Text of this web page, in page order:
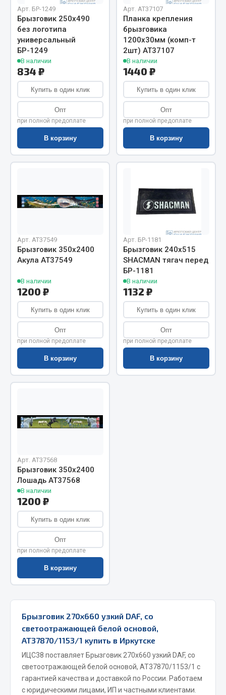
Цепи подъёмные
Весь раздел
РТИ
Кольца уплотнительные
Лента конвейерная
Манжеты
Прокладки
Рукава высокого давления
Весь раздел
Автомобильная электрика
Автолампы
Блоки реле и предохранителей
Вилки нагрузочные
Выключатели и переключатели клавишные
Выключатели кнопочные
Запчасти на полуприцепы
Амортизаторы для полуприцепов
Весь раздел
Запчасти КамАЗ
Двигатель
Сцепление
Коробка передач
Коробка передач ZF
Показать ещё
Весь раздел
Арт. БР-1249
Брызговик 250х490
без логотипа
универсальный
БР-1249
В наличии
834 ₽
Купить в один клик
Опт
при полной предоплате
В корзину
Арт. AT37107
Планка крепления
брызговика
1200х30мм (комп-т
2шт) АТ37107
В наличии
1440 ₽
Купить в один клик
Опт
при полной предоплате
В корзину
Арт. AT37549
Брызговик 350х2400
Акула АТ37549
В наличии
1200 ₽
Купить в один клик
Опт
при полной предоплате
В корзину
Арт. БР-1181
Брызговик 240х515
SHACMAN тягач перед
БР-1181
В наличии
1132 ₽
Купить в один клик
Опт
при полной предоплате
В корзину
Арт. AT37568
Брызговик 350х2400
Лошадь АТ37568
В наличии
1200 ₽
Купить в один клик
Опт
при полной предоплате
В корзину
Брызговик 270х660 узкий DAF, со
светоотражающей белой основой,
АТ37870/1153/1 купить в Иркутске
ИЦС38 поставляет Брызговик 270х660 узкий DAF, со
светоотражающей белой основой, АТ37870/1153/1 с
гарантией качества и доставкой по России. Работаем
с юридическими лицами, ИП и частными клиентами.